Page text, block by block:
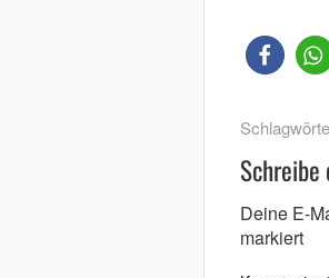
Deine E-
markiert